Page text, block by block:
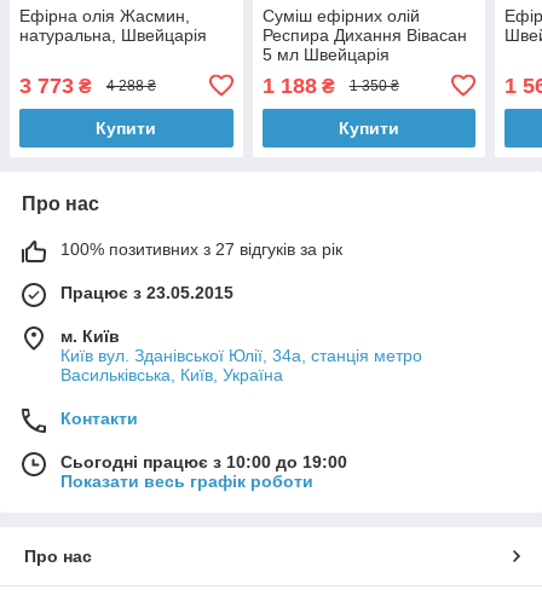
Ефірна олія Жасмин,
натуральна, Швейцарія
3 773 ₴ 4 288 ₴
Купити
Суміш ефірних олій
Респира Дихання Вівасан
5 мл Швейцарія
1 188₴ 1 350 ₴
Купити
1
Про нас
100% позитивних з 27 відгуків за рік
Працює з 23.05.2015
м. Київ
Київ вул. Зданівської Юлії, 34а, станція метро
Васильківська, Київ, Україна
Контакти
Сьогодні працює з 10:00 до 19:00
Показати весь графік роботи
Про нас